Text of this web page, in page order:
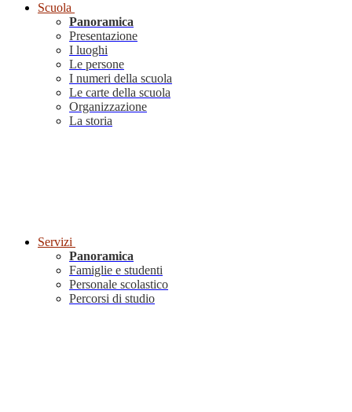
Scuola
Panoramica
Presentazione
I luoghi
Le persone
I numeri della scuola
Le carte della scuola
Organizzazione
La storia
Servizi
Panoramica
Famiglie e studenti
Personale scolastico
Percorsi di studio